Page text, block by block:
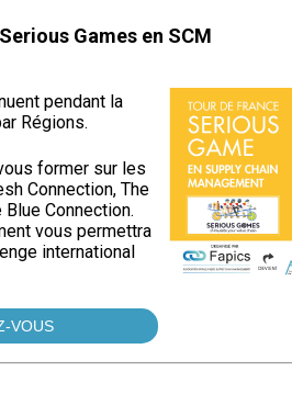
Games en SCM
pendant la
Régions.
former sur les
Connection, The
Connection.
vous permettra
international
VOUS